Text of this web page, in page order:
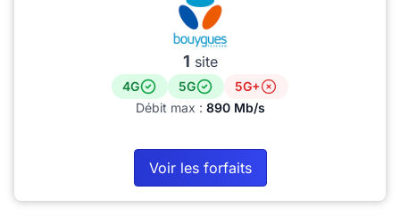
1 site
4G 5G
5G+
Débit max : 890 Mb/s
Voir les forfaits